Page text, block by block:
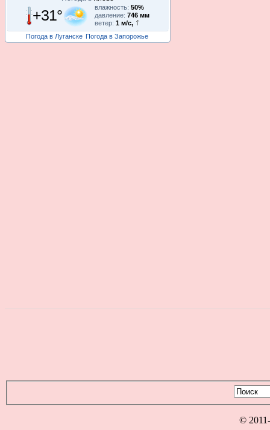
+31° влажность: 50%
давление: 746 мм
ветер: 1 м/с,
Погода в Луганске
Погода в Запорожье
©